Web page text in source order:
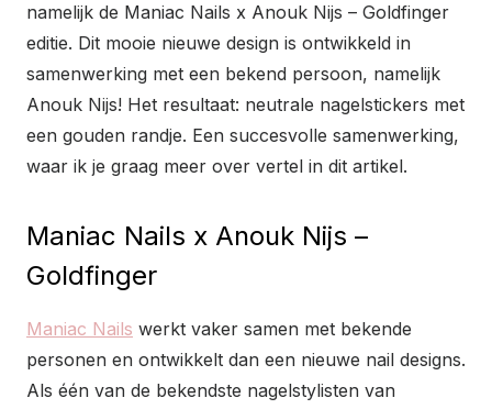
namelijk de Maniac Nails x Anouk Nijs – Goldfinger
editie. Dit mooie nieuwe design is ontwikkeld in
samenwerking met een bekend persoon, namelijk
Anouk Nijs! Het resultaat: neutrale nagelstickers met
een gouden randje. Een succesvolle samenwerking,
waar ik je graag meer over vertel in dit artikel.
Maniac Nails x Anouk Nijs –
Goldfinger
Maniac Nails werkt vaker samen met bekende
personen en ontwikkelt dan een nieuwe nail designs.
Als één van de bekendste nagelstylisten van